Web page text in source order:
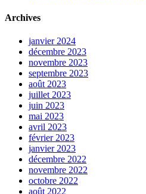
Archives
janvier 2024
décembre 2023
novembre 2023
septembre 2023
août 2023
juillet 2023
juin 2023
mai 2023
avril 2023
février 2023
janvier 2023
décembre 2022
novembre 2022
octobre 2022
août 2022